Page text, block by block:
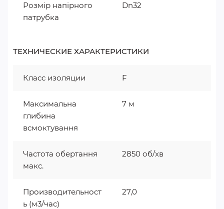
Розмір напірного
патрубка
Dn32
ТЕХНИЧЕСКИЕ ХАРАКТЕРИСТИКИ
Класс изоляции F
Максимальна
глибина
всмоктування
7 м
Частота обертання
макс.
2850 об/хв
Производительност
ь (м3/час)
27,0